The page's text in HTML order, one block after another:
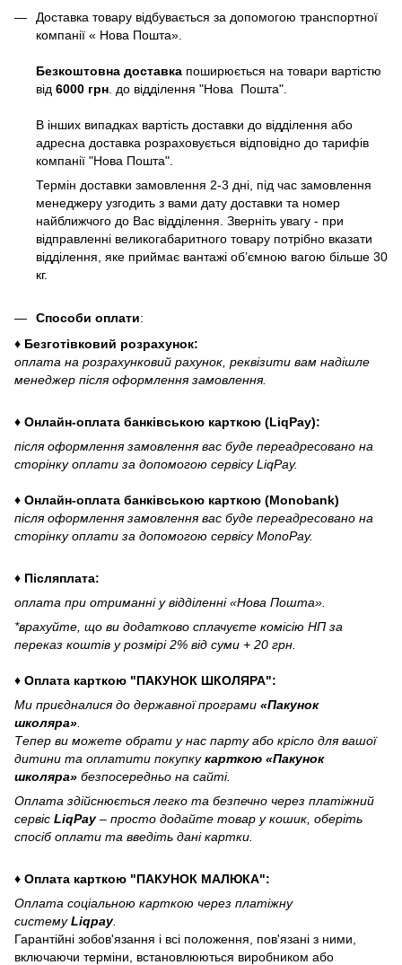
Доставка товару відбувається за допомогою транспортної
компанії « Нова Пошта».
Безкоштовна доставка поширюється на товари вартістю
від 6000 грн . до відділення "Нова Пошта".
В інших випадках вартість доставки до відділення або
адресна доставка розраховується відповідно до тарифів
компанії "Нова Пошта".
Термін доставки замовлення 2-3 дні, під час замовлення
менеджеру узгодить з вами дату доставки та номер
найближчого до Вас відділення. Зверніть увагу - при
відправленні великогабаритного товару потрібно вказати
відділення, яке приймає вантажі об’ємною вагою більше 30
кг.
Способи оплати:
♦ Безготівковий розрахунок:
оплата на розрахунковий рахунок, реквізити вам надішле
менеджер після оформлення замовлення.
♦ Онлайн-оплата банківською карткою (LiqPay):
після оформлення замовлення вас буде переадресовано на
сторінку оплати за допомогою сервісу LiqPay.
♦ Онлайн-оплата банківською карткою (Monobank)
після оформлення замовлення вас буде переадресовано на
сторінку оплати за допомогою сервісу MonoPay.
♦ Післяплата:
оплата при отриманні у відділенні «Нова Пошта».
*врахуйте, що ви додатково сплачуєте комісію НП за
переказ коштів у розмірі 2% від суми + 20 грн.
♦ Оплата карткою "ПАКУНОК ШКОЛЯРА":
Ми приєдналися до державної програми «Пакунок
школяра»
Тепер ви можете обрати у нас парту або крісло для вашої
дитини та оплатити покупкукарткою «Пакунок
школяра» безпосередньо на сайті.
Оплата здійснюється легко та безпечно через платіжний
сервіс LiqPay– просто додайте товар у кошик, оберіть
спосіб оплати та введіть дані картки.
♦ Оплата карткою "ПАКУНОК МАЛЮКА":
Оплата соціальною карткою через платіжну
системуLiqpay.
Гарантійні зобов'язання і всі положення, пов'язані з ними,
включаючи терміни, встановлюються виробником або